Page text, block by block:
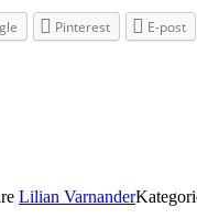
Pinterest E-post
Lilian Varnander